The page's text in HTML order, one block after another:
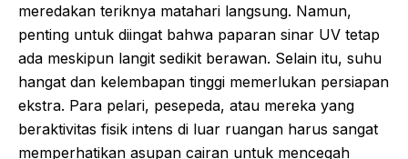
meredakan teriknya matahari langsung. Namun,
penting untuk diingat bahwa paparan sinar UV tetap
ada meskipun langit sedikit berawan. Selain itu, suhu
hangat dan kelembapan tinggi memerlukan persiapan
ekstra. Para pelari, pesepeda, atau mereka yang
beraktivitas fisik intens di luar ruangan harus sangat
memperhatikan asupan cairan untuk mencegah